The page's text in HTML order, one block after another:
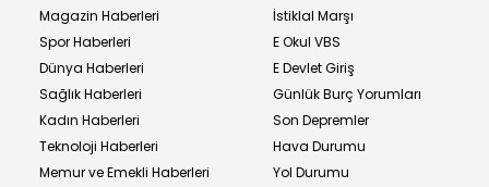
Magazin Haberleri
Spor Haberleri
Dünya Haberleri
Sağlık Haberleri
Kadın Haberleri
Teknoloji Haberleri
Memur ve Emekli Haberleri
İstiklal Marşı
E Okul VBS
E Devlet Giriş
Günlük Burç Yorumları
Son Depremler
Hava Durumu
Yol Durumu